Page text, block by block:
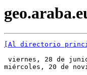
[Al directorio
viernes, 28 de
miércoles, 20 de